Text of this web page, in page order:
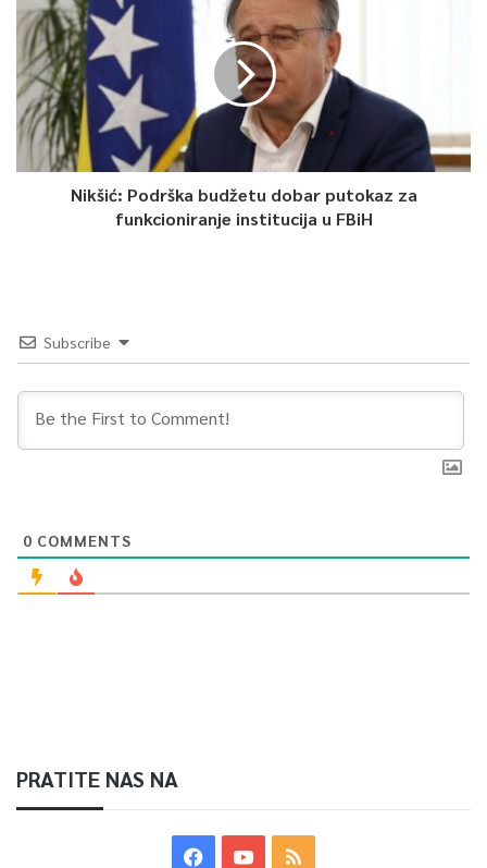
evropska kuća ljudskih prava, a ja dolazim iz države gdje su
ljudska prava ogromnog broja ljudi narušena samim Ustavom.
Pa i ja sam jedan od onih ljudi koji se u Bosni i Hercegovini ne
mogu kandidovati za Predsjedništvo BiH. O ustavnoj
diskriminaciji građana sam govorio i govorit ću bez zadrške. Bez
ispravljanja te diskriminacije i poštivanja presuda Evropskog
suda za ljudska prava sve drugo nema smisla – izjavio je
delegacije u PSVE, član je Predsjedništva Partije evropskih
socijalista, te je član i rukovodstva Globalnog vijeća za mir i
toleranciju, saopćeno je iz
Sektora za odnose s javnošću PSBiH.
Nikšić: Podrška budžetu dobar putokaz za
funkcioniranje institucija u FBiH
Subscribe
0 COMMENTS
PRATITE NAS NA